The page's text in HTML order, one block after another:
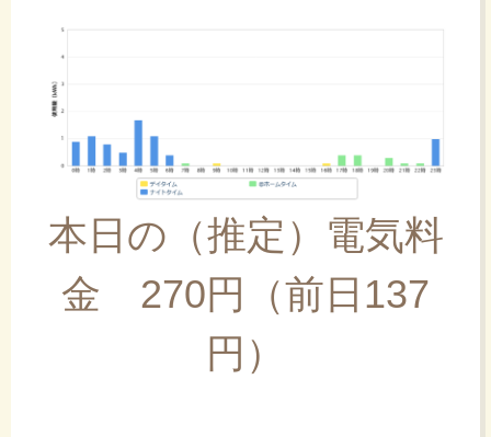
本日の（推定）電気料
金 270円（前日137
円）